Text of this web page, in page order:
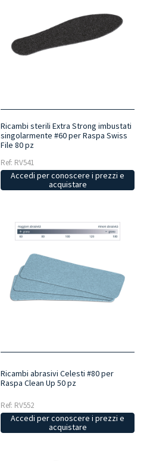
Ricambi sterili Extra Strong imbustati
singolarmente #60 per Raspa Swiss
File 80 pz
Ref: RV541
Accedi per conoscere i prezzi e
acquistare
Ricambi abrasivi Celesti #80 per
Raspa Clean Up 50 pz
Ref: RV552
Accedi per conoscere i prezzi e
acquistare